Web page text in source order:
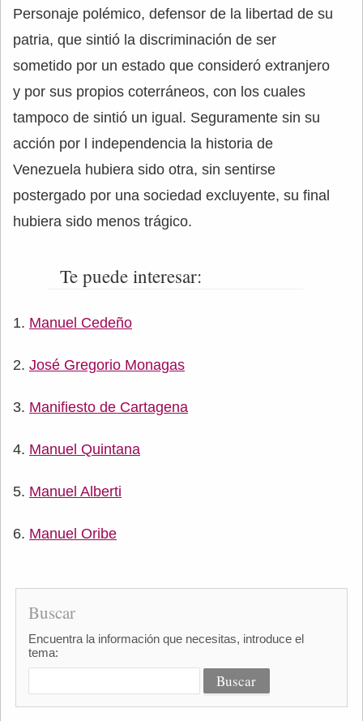
Personaje polémico, defensor de la libertad de su
patria, que sintió la discriminación de ser
sometido por un estado que consideró extranjero
y por sus propios coterráneos, con los cuales
tampoco de sintió un igual. Seguramente sin su
acción por l independencia la historia de
Venezuela hubiera sido otra, sin sentirse
postergado por una sociedad excluyente, su final
hubiera sido menos trágico.
Te puede interesar:
Manuel Cedeño
José Gregorio Monagas
Manifiesto de Cartagena
Manuel Quintana
Manuel Alberti
Manuel Oribe
Buscar
Encuentra la información que necesitas, introduce el
tema: